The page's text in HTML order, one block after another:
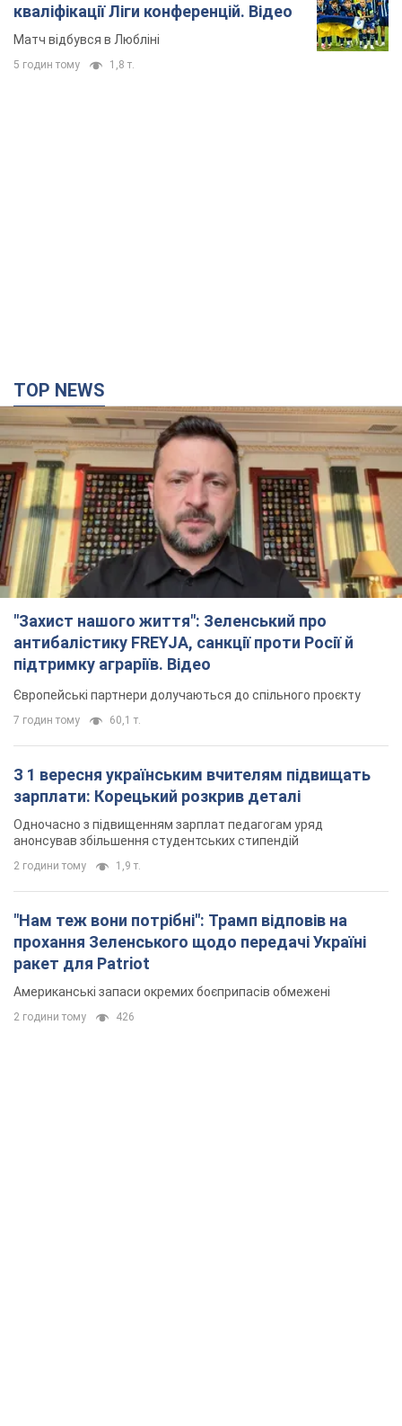
кваліфікації Ліги конференцій. Відео
Матч відбувся в Любліні
5 годин тому 1,8 т.
TOP NEWS
"Захист нашого життя": Зеленський про
антибалістику FREYJA, санкції проти Росії й
підтримку аграріїв. Відео
Європейські партнери долучаються до спільного проєкту
7 годин тому 60,1 т.
З 1 вересня українським вчителям підвищать
зарплати: Корецький розкрив деталі
Одночасно з підвищенням зарплат педагогам уряд
анонсував збільшення студентських стипендій
2 години тому 1,9 т.
"Нам теж вони потрібні": Трамп відповів на
прохання Зеленського щодо передачі Україні
ракет для Patriot
Американські запаси окремих боєприпасів обмежені
2 години тому 426